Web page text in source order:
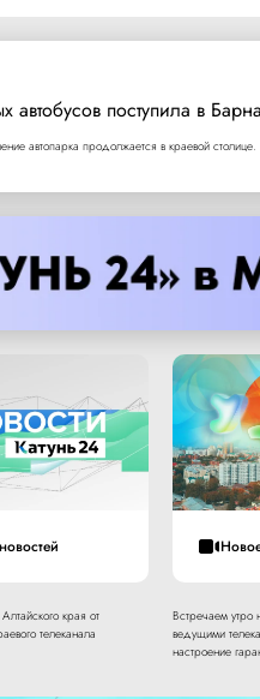
автобусов поступила в
автопарка продолжается в краевой столице.
края от
телеканала
Встречаем утро
ведущими
настроение